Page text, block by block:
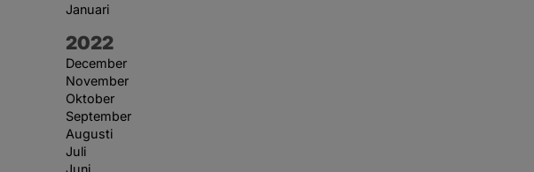
Januari
År:
2022
December
November
Oktober
September
Augusti
Juli
Juni